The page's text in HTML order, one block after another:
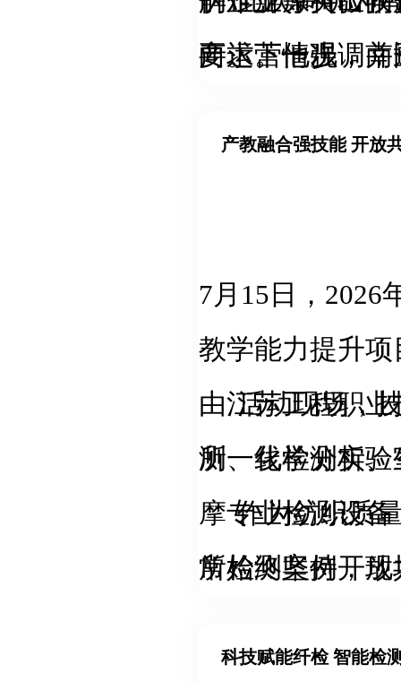
要求。他强调
质量治理体系
产运营情况，
向。下一步，
7月15日，2026
教学能力提升
由江苏工程职
所一线检测实
活动现场，
测、化学分析
摩专业检测设
常检测案例，
作为纺织质
所始终坚持开
科技赋能